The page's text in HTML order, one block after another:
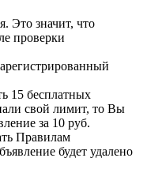
Это значит, что
проверки
15 бесплатных
свой лимит, то Вы
за 10 руб.
Правилам
будет удалено